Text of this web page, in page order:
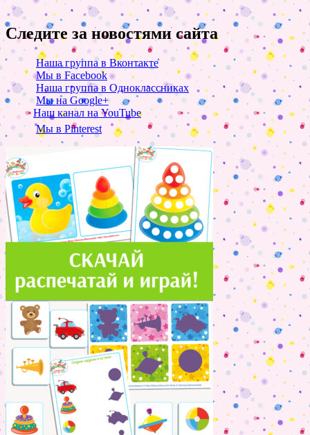
Следите за новостями сайта
Наша группа в Вконтакте
Мы в Facebook
Наша группа в Одноклассниках
Мы на Google+
Наш канал на YouTube
Мы в Pinterest